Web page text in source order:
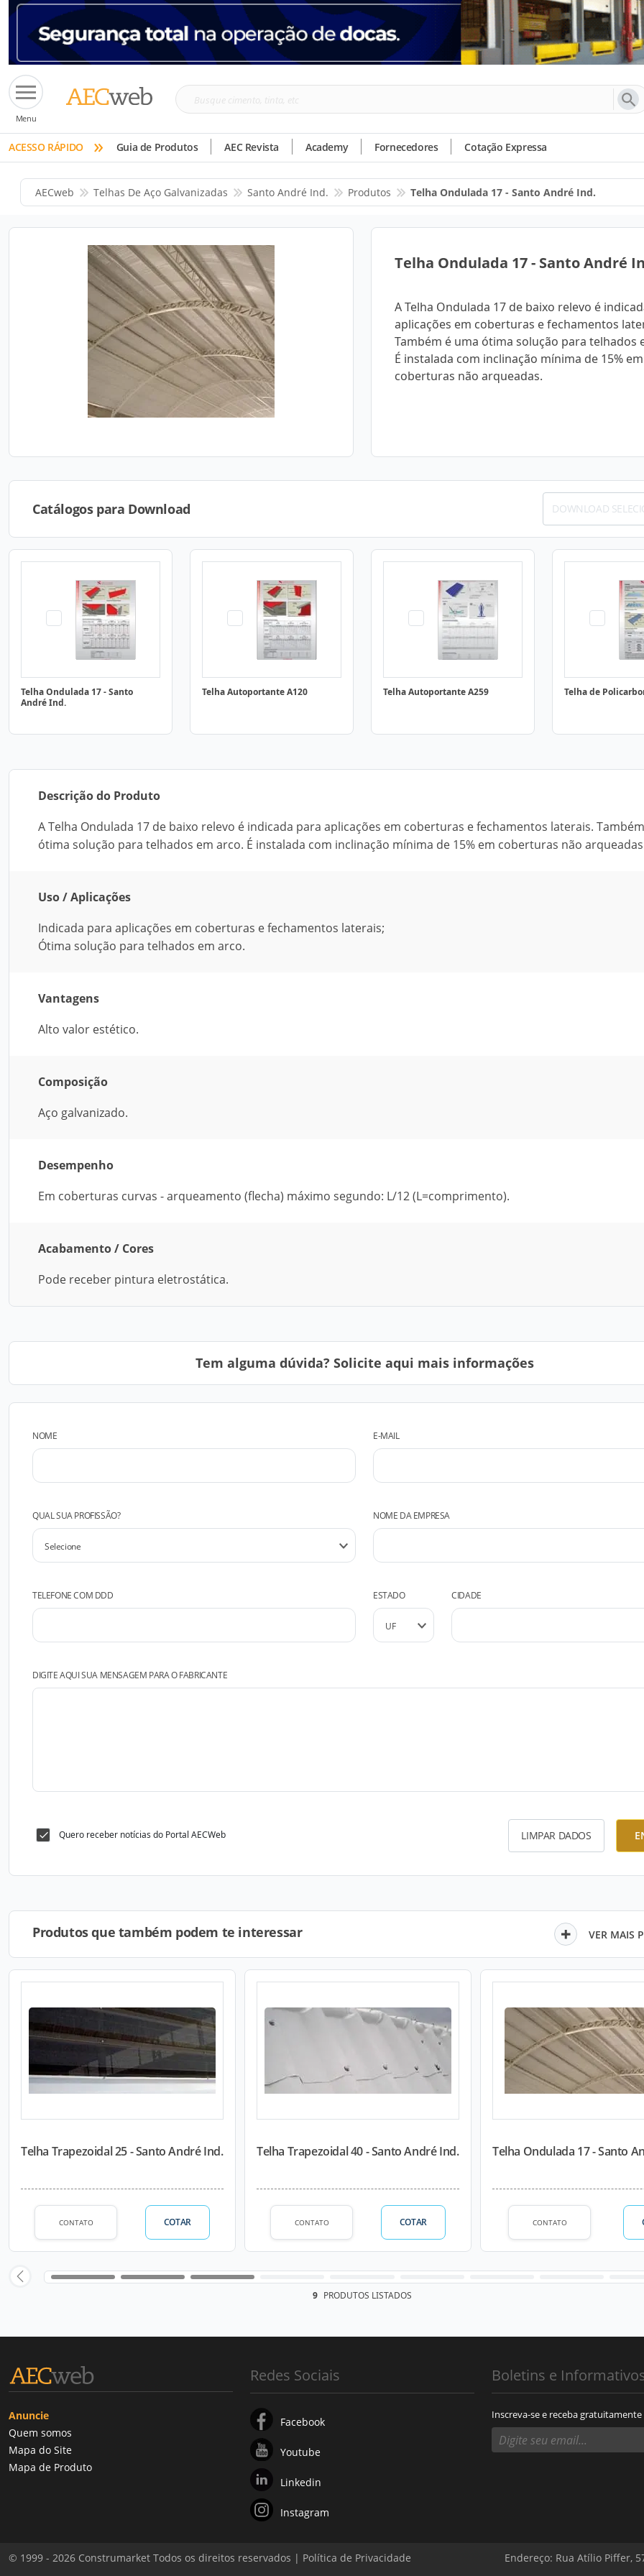
Menu
Busque
tinta,
etc
ACESSO RÁPIDO » Guia de Produtos AEC Revista Academy Fornecedores Cotação Expressa
AECweb Telhas De Aço Galvanizadas Santo André Ind. Produtos Telha Ondulada 17 - Santo André Ind.
Telha Ondulada 17 - Santo André
A Telha Ondulada 17 de baixo relevo é
aplicações em coberturas e fechamentos
Também é uma ótima solução para telhados
É instalada com inclinação mínima de 15% em
coberturas não arqueadas.
Catálogos para Download DOWNLOAD
Telha Ondulada 17 - Santo
André Ind.
Telha Autoportante A120 Telha Autoportante A259 Telha de
Descrição do Produto
A Telha Ondulada 17 de baixo relevo é indicada para aplicações em coberturas e fechamentos laterais.
ótima solução para telhados em arco. É instalada com inclinação mínima de 15% em coberturas não
Uso / Aplicações
Indicada para aplicações em coberturas e fechamentos laterais;
Ótima solução para telhados em arco.
Vantagens
Alto valor estético.
Composição
Aço galvanizado.
Desempenho
Em coberturas curvas - arqueamento (flecha) máximo segundo: L/12 (L=comprimento).
Acabamento / Cores
Pode receber pintura eletrostática.
Tem alguma dúvida? Solicite aqui mais informações
NOME E-MAIL
QUAL SUA PROFISSÃO? NOME DA EMPRESA
TELEFONE COM DDD ESTADO CIDADE
DIGITE AQUI SUA MENSAGEM PARA O FABRICANTE
Quero receber notícias do Portal AECWeb LIMPAR DADOS
Produtos que também podem te interessar VER MAIS
Telha Trapezoidal 25 - Santo André Ind.
CONTATO COTAR
Telha Trapezoidal 40 - Santo André Ind.
CONTATO COTAR
Telha Ondulada 17 - Santo
CONTATO
9 PRODUTOS LISTADOS
Anuncie
Quem somos
Mapa do Site
Mapa de Produto
Redes Sociais
Facebook
Youtube
Linkedin
Instagram
Boletins e
Inscreva-se e receba gratuitamente
© 1999 - 2026 Construmarket Todos os direitos reservados | Política de Privacidade Endereço: Rua Atílio Piffer,